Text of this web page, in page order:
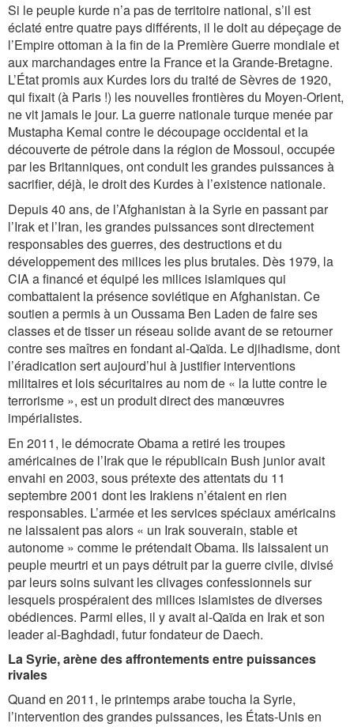
Si le peuple kurde n’a pas de territoire national, s’il est
éclaté entre quatre pays différents, il le doit au dépeçage de
l’Empire ottoman à la fin de la Première Guerre mondiale et
aux marchandages entre la France et la Grande-Bretagne.
L’État promis aux Kurdes lors du traité de Sèvres de 1920,
qui fixait (à Paris !) les nouvelles frontières du Moyen-Orient,
ne vit jamais le jour. La guerre nationale turque menée par
Mustapha Kemal contre le découpage occidental et la
découverte de pétrole dans la région de Mossoul, occupée
par les Britanniques, ont conduit les grandes puissances à
sacrifier, déjà, le droit des Kurdes à l’existence nationale.
Depuis 40 ans, de l’Afghanistan à la Syrie en passant par
l’Irak et l’Iran, les grandes puissances sont directement
responsables des guerres, des destructions et du
développement des milices les plus brutales. Dès 1979, la
CIA a financé et équipé les milices islamiques qui
combattaient la présence soviétique en Afghanistan. Ce
soutien a permis à un Oussama Ben Laden de faire ses
classes et de tisser un réseau solide avant de se retourner
contre ses maîtres en fondant al-Qaïda. Le djihadisme, dont
l’éradication sert aujourd’hui à justifier interventions
militaires et lois sécuritaires au nom de « la lutte contre le
terrorisme », est un produit direct des manœuvres
impérialistes.
En 2011, le démocrate Obama a retiré les troupes
américaines de l’Irak que le républicain Bush junior avait
envahi en 2003, sous prétexte des attentats du 11
septembre 2001 dont les Irakiens n’étaient en rien
responsables. L’armée et les services spéciaux américains
ne laissaient pas alors « un Irak souverain, stable et
autonome » comme le prétendait Obama. Ils laissaient un
peuple meurtri et un pays détruit par la guerre civile, divisé
par leurs soins suivant les clivages confessionnels sur
lesquels prospéraient des milices islamistes de diverses
obédiences. Parmi elles, il y avait al-Qaïda en Irak et son
leader al-Baghdadi, futur fondateur de Daech.
La Syrie, arène des affrontements entre puissances
rivales
Quand en 2011, le printemps arabe toucha la Syrie,
l’intervention des grandes puissances, les États-Unis en